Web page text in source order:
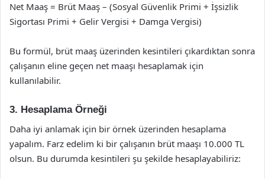
Net Maaş = Brüt Maaş – (Sosyal Güvenlik Primi + İşsizlik
Sigortası Primi + Gelir Vergisi + Damga Vergisi)
Bu formül, brüt maaş üzerinden kesintileri çıkardıktan sonra
çalışanın eline geçen net maaşı hesaplamak için
kullanılabilir.
3. Hesaplama Örneği
Daha iyi anlamak için bir örnek üzerinden hesaplama
yapalım. Farz edelim ki bir çalışanın brüt maaşı 10.000 TL
olsun. Bu durumda kesintileri şu şekilde hesaplayabiliriz: